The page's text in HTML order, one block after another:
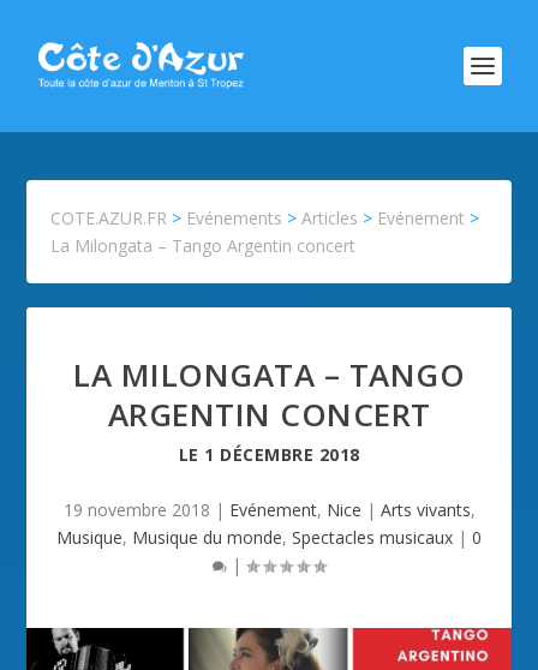
COTE.AZUR.FR > Evénements >Articles > Evénement >
La Milongata – Tango Argentin concert
LA MILONGATA – TANGO
ARGENTIN CONCERT
LE 1 DÉCEMBRE 2018
19 novembre 2018 | Evénement, Nice | Arts vivants,
Musique, Musique du monde, Spectacles musicaux | 0
|